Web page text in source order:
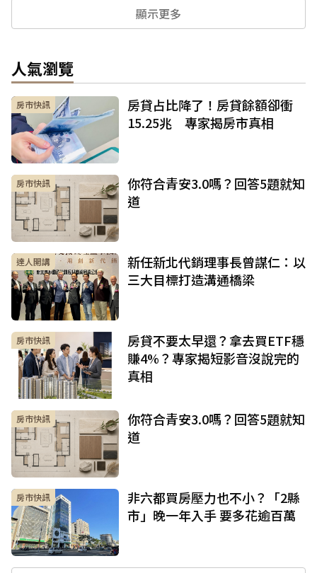
顯示更多
人氣瀏覽
房市快訊
房貸占比降了！房貸餘額卻衝
15.25兆 專家揭房市真相
房市快訊
你符合青安3.0嗎？回答5題就知
道
達人開講
新任新北代銷理事長曾謀仁：以
三大目標打造溝通橋梁
房市快訊
房貸不要太早還？拿去買ETF穩
賺4%？專家揭短影音沒說完的
真相
房市快訊
你符合青安3.0嗎？回答5題就知
道
房市快訊
非六都買房壓力也不小？「2縣
市」晚一年入手 要多花逾百萬